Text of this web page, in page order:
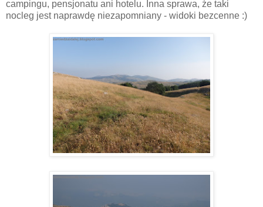
campingu, pensjonatu ani hotelu. Inna sprawa, że taki
nocleg jest naprawdę niezapomniany - widoki bezcenne :)